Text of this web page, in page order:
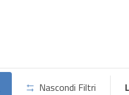
Nascondi Filtri